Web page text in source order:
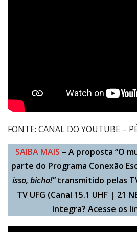
FONTE: CANAL DO YOUTUBE –
SAIBA MAIS – A proposta “O
parte do Programa Conexão
isso, bicho!”transmitido pelas
TV UFG (Canal 15.1 UHF | 21
íntegra? Acesse os